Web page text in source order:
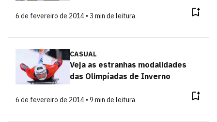
6 de fevereiro de 2014 • 3 min de leitura
CASUAL
Veja as estranhas modalidades
das Olimpíadas de Inverno
6 de fevereiro de 2014 • 9 min de leitura